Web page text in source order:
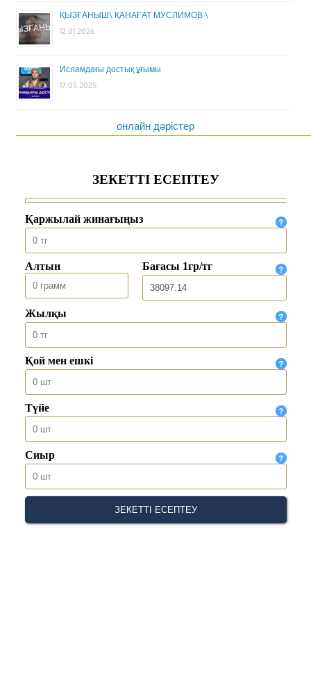
ҚЫЗҒАНЫШ\ ҚАНАҒАТ МУСЛИМОВ \
12.01.2026
Исламдағы достық ұғымы
17.05.2025
онлайн дәрістер